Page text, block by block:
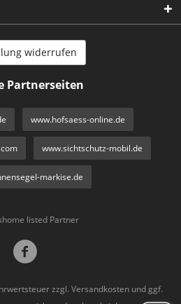
widerrufen
Partnerseiten
www.hofsaess-online.de
www.sichtschutz-mobil.de
markise.de
zzgl. Versandkosten und ggf.